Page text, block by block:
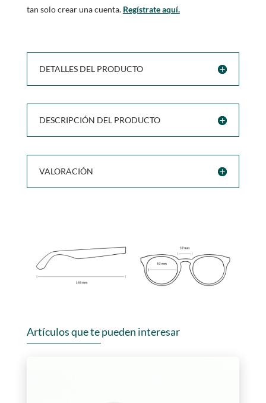
tan solo crear una cuenta. Regístrate aquí.
DETALLES DEL PRODUCTO
DESCRIPCIÓN DEL PRODUCTO
VALORACIÓN
Artículos que te pueden interesar